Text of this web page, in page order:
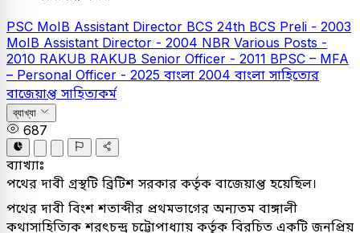
PSC MoIB Assistant Director BCS 24th BCS Preli - 2003
MoIB Assistant Director - 2004 NBR Various Posts -
2010 RAKUB RAKUB Senior Officer - 2011 BPSC – MFA
– Personal Officer - 2025 বাংলা 2004 বাংলা সাহিত্যের
বাজেয়াপ্ত সাহিত্যকর্ম
ব্যাখ্যা
687
ব্যাখ্যাঃ
পথের দাবী গ্রস্থটি ব্রিটিশ সরকার কর্তৃক বাজেয়াপ্ত হয়েছিল।
পথের দাবী বিংশ শতাব্দীর প্রথমভাগের অন্যতম বাঙ্গালী
কথাসাহিত্যিক শরৎচন্দ্র চট্টোপাধ্যায় কর্তৃক বিরচিত একটি জনপ্রিয়